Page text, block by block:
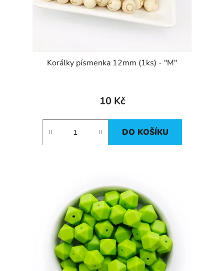
Korálky písmenka 12mm (1ks) - "M"
10 Kč
DO KOŠÍKU